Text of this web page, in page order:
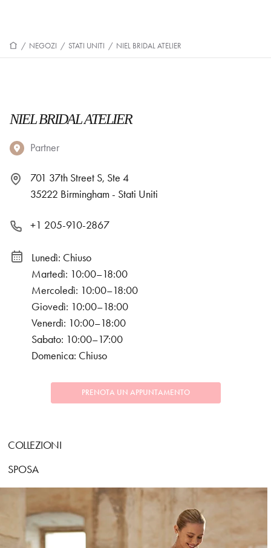
/ NEGOZI / STATI UNITI / NIEL BRIDAL ATELIER
NIEL BRIDAL ATELIER
Partner
701 37th Street S, Ste 4
35222 Birmingham - Stati Uniti
+1 205-910-2867
Lunedì: Chiuso
Martedì: 10:00–18:00
Mercoledì: 10:00–18:00
Giovedì: 10:00–18:00
Venerdì: 10:00–18:00
Sabato: 10:00–17:00
Domenica: Chiuso
PRENOTA UN APPUNTAMENTO
COLLEZIONI
SPOSA